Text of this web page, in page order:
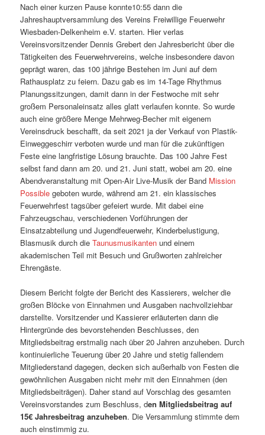
Nach einer kurzen Pause konnte10:55 dann die
Jahreshauptversammlung des Vereins Freiwillige Feuerwehr
Wiesbaden-Delkenheim e.V. starten. Hier verlas
Vereinsvorsitzender Dennis Grebert den Jahresbericht über die
Tätigkeiten des Feuerwehrvereins, welche insbesondere davon
geprägt waren, das 100 jährige Bestehen im Juni auf dem
Rathausplatz zu feiern. Dazu gab es im 14-Tage Rhythmus
Planungssitzungen, damit dann in der Festwoche mit sehr
großem Personaleinsatz alles glatt verlaufen konnte. So wurde
auch eine größere Menge Mehrweg-Becher mit eigenem
Vereinsdruck beschafft, da seit 2021 ja der Verkauf von Plastik-
Einweggeschirr verboten wurde und man für die zukünftigen
Feste eine langfristige Lösung brauchte. Das 100 Jahre Fest
selbst fand dann am 20. und 21. Juni statt, wobei am 20. eine
Abendveranstaltung mit Open-Air Live-Musik der Band Mission
Possible geboten wurde, während am 21. ein klassisches
Feuerwehrfest tagsüber gefeiert wurde. Mit dabei eine
Fahrzeugschau, verschiedenen Vorführungen der
Einsatzabteilung und Jugendfeuerwehr, Kinderbelustigung,
Blasmusik durch dieTaunusmusikanten und einem
akademischen Teil mit Besuch und Grußworten zahlreicher
Ehrengäste.
Diesem Bericht folgte der Bericht des Kassierers, welcher die
großen Blöcke von Einnahmen und Ausgaben nachvollziehbar
darstellte. Vorsitzender und Kassierer erläuterten dann die
Hintergründe des bevorstehenden Beschlusses, den
Mitgliedsbeitrag erstmalig nach über 20 Jahren anzuheben. Durch
kontinuierliche Teuerung über 20 Jahre und stetig fallendem
Mitgliederstand dagegen, decken sich außerhalb von Festen die
gewöhnlichen Ausgaben nicht mehr mit den Einnahmen (den
Mitgliedsbeiträgen). Daher stand auf Vorschlag des gesamten
Vereinsvorstandes zum Beschluss, den Mitgliedsbeitrag auf
15€ Jahresbeitrag anzuheben. Die Versammlung stimmte dem
auch einstimmig zu.